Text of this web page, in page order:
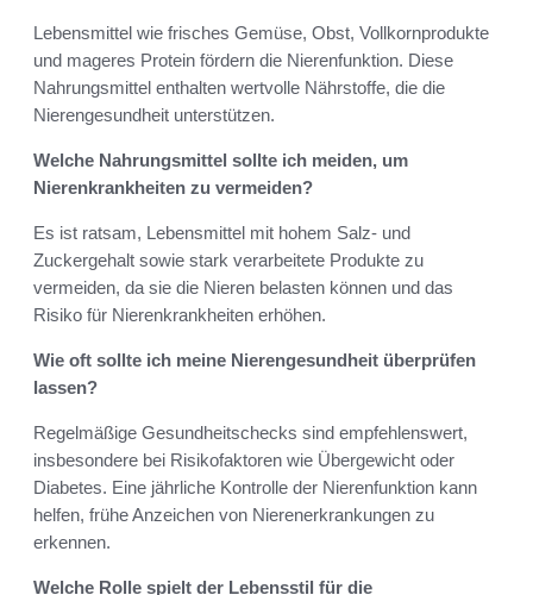
Lebensmittel wie frisches Gemüse, Obst, Vollkornprodukte
und mageres Protein fördern die Nierenfunktion. Diese
Nahrungsmittel enthalten wertvolle Nährstoffe, die die
Nierengesundheit unterstützen.
Welche Nahrungsmittel sollte ich meiden, um
Nierenkrankheiten zu vermeiden?
Es ist ratsam, Lebensmittel mit hohem Salz- und
Zuckergehalt sowie stark verarbeitete Produkte zu
vermeiden, da sie die Nieren belasten können und das
Risiko für Nierenkrankheiten erhöhen.
Wie oft sollte ich meine Nierengesundheit überprüfen
lassen?
Regelmäßige Gesundheitschecks sind empfehlenswert,
insbesondere bei Risikofaktoren wie Übergewicht oder
Diabetes. Eine jährliche Kontrolle der Nierenfunktion kann
helfen, frühe Anzeichen von Nierenerkrankungen zu
erkennen.
Welche Rolle spielt der Lebensstil für die